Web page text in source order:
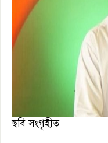
ছবি সংগৃহীত